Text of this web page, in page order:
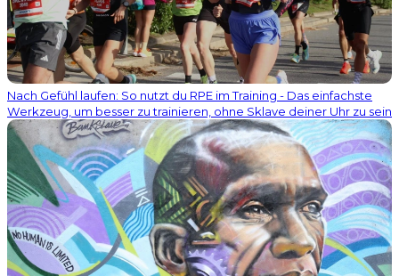
Nach Gefühl laufen: So nutzt du RPE im Training - Das einfachste
Werkzeug, um besser zu trainieren, ohne Sklave deiner Uhr zu sein